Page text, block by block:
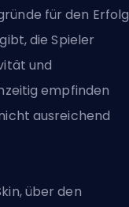
für den Erfolg
die Spieler
und
empfinden
ausreichend
über den